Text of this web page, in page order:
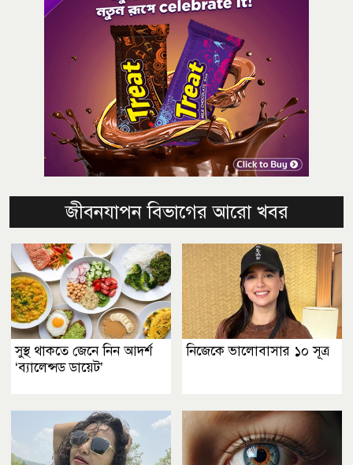
জীবনযাপন বিভাগের আরো খবর
সুস্থ থাকতে জেনে নিন আদর্শ
‘ব্যালেন্সড ডায়েট’
নিজেকে ভালোবাসার ১০ সূত্র